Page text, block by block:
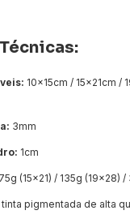
10x15cm / 15x21cm /
3mm
1cm
(15x21) / 135g (19x28)
pigmentada de alta